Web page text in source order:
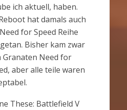
ich aktuell, haben.
hat damals auch
for Speed Reihe
Bisher kam zwar
Granaten Need for
aber alle teile waren
These: Battlefield V